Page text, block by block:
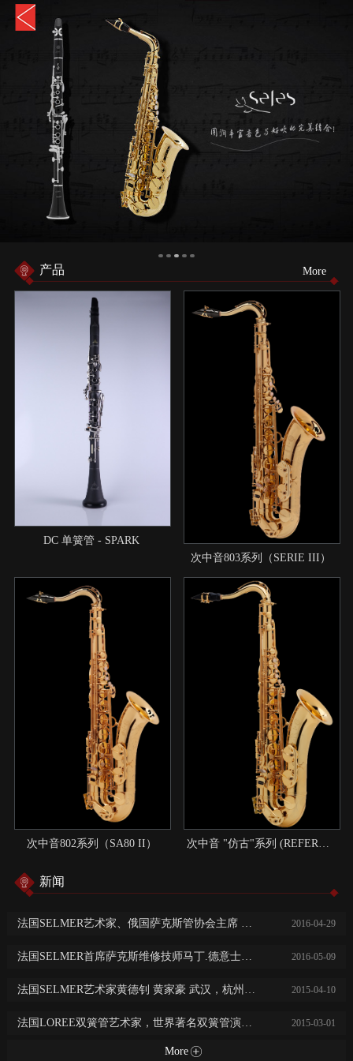
产品
DC 单簧管 - SPARK
次中音803系列（SERIE III）
次中音802系列（SA80 II）
More
新闻
2016-04-29
法国SELMER首席萨克斯维修技师马丁.德意士免费乐器保养维修服务 2016-05-09
2015-04-10
法国LOREE双簧管艺术家，世界著名双簧管演奏家阿历克斯·克莱恩广州，西安，济南音乐会及大师班 2015-03-01
More